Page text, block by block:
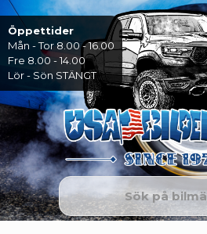
Öppettider
Mån - Tor 8.00 - 16.00
Fre 8.00 - 14.00
Lör - Sön STÄNGT